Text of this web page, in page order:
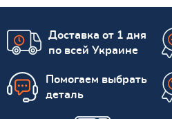
Доставка от 1 дня
по всей Украине
Помогаем выбрать
деталь